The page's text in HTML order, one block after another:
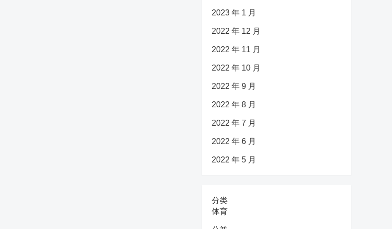
2023 年 1 月
2022 年 12 月
2022 年 11 月
2022 年 10 月
2022 年 9 月
2022 年 8 月
2022 年 7 月
2022 年 6 月
2022 年 5 月
分类
体育